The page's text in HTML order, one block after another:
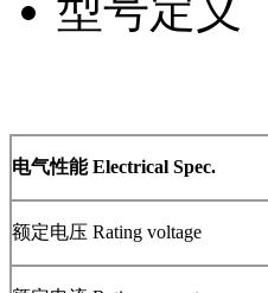
型号定义
电气性能 Electrical Spec.
额定电压 Rating voltage